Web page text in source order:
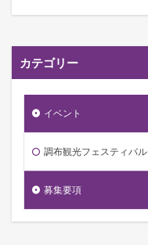
へ
カテゴリー
イベント
調布観光フェスティバル
募集要項